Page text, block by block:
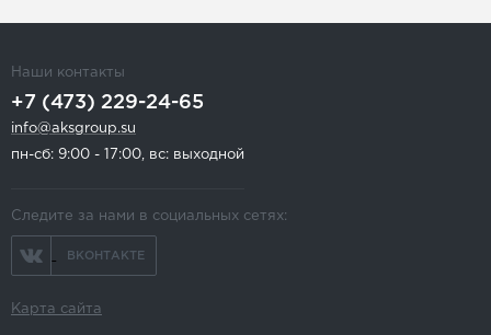
Наши контакты
+7 (473) 229-24-65
info@aksgroup.su
пн-сб: 9:00 - 17:00, вс: выходной
Следите за нами в социальных сетях:
ВКОНТАКТЕ
Карта сайта